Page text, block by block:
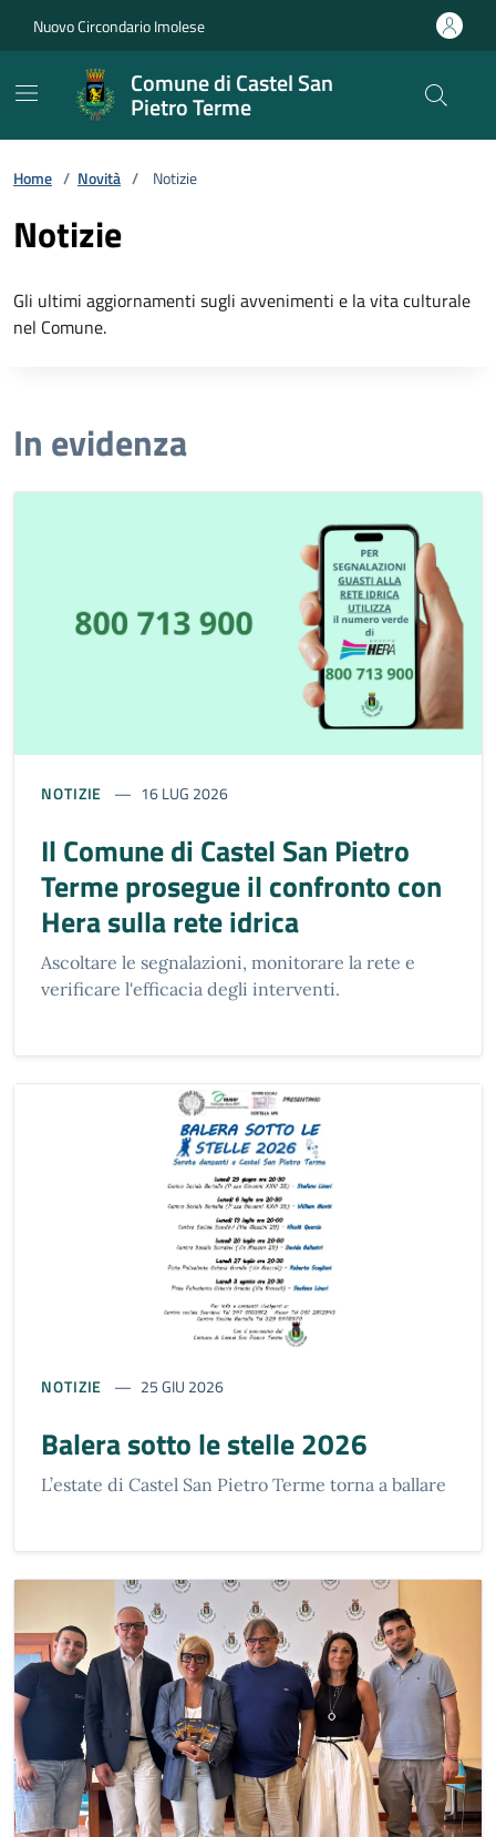
Nuovo Circondario Imolese
Comune di Castel San
Pietro Terme
Home / Novità / Notizie
Notizie
Gli ultimi aggiornamenti sugli avvenimenti e la vita culturale
nel Comune.
In evidenza
NOTIZIE 16 LUG 2026
Il Comune di Castel San Pietro
Terme prosegue il confronto con
Hera sulla rete idrica
Ascoltare le segnalazioni, monitorare la rete e
verificare l'efficacia degli interventi.
NOTIZIE 25 GIU 2026
Balera sotto le stelle 2026
L’estate di Castel San Pietro Terme torna a ballare